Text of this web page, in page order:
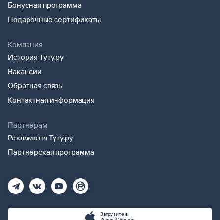
Бонусная программа
Подарочные сертификаты
Компания
История Туту.ру
Вакансии
Обратная связь
Контактная информация
Партнерам
Реклама на Туту.ру
Партнерская программа
Загрузите в